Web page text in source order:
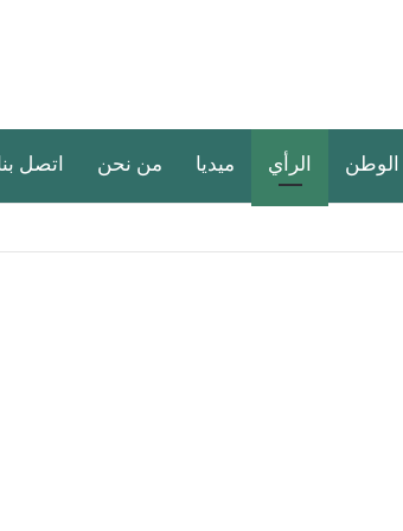
الوطن الرأي ميديا من نحن اتصل